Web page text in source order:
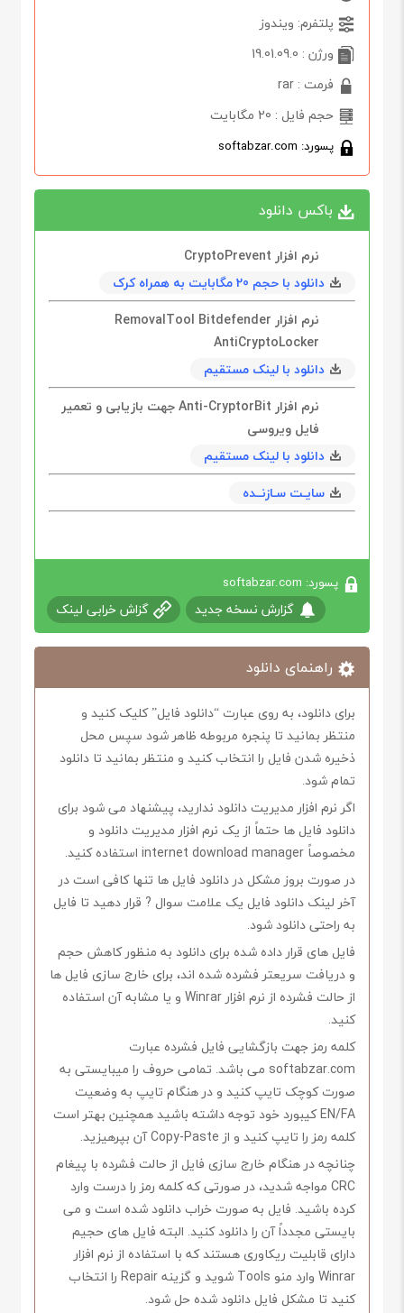
پلتفرم: ویندوز
ورژن : 19.01.09.0
فرمت : rar
حجم فایل : 20 مگابایت
پسورد: softabzar.com
باکس دانلود
نرم افزار CryptoPrevent
دانلود با حجم 20 مگابايت به همراه کرک
نرم افزار RemovalTool Bitdefender
AntiCryptoLocker
دانلود با لینک مستقیم
نرم افزار Anti-CryptorBit جهت بازیابی و تعمیر
فایل ویروسی
دانلود با لینک مستقیم
سایـت سـازنــده
پسورد: softabzar.com
گزارش نسخه جدید گزاش خرابی لینک
راهنمای دانلود
برای دانلود، به روی عبارت “دانلود فایل” کلیک کنید و
منتظر بمانید تا پنجره مربوطه ظاهر شود سپس محل
ذخیره شدن فایل را انتخاب کنید و منتظر بمانید تا دانلود
تمام شود.
اگر نرم افزار مدیریت دانلود ندارید، پیشنهاد می شود برای
دانلود فایل ها حتماً از یک نرم افزار مدیریت دانلود و
مخصوصاً internet download manager استفاده کنید.
در صورت بروز مشکل در دانلود فایل ها تنها کافی است در
آخر لینک دانلود فایل یک علامت سوال ? قرار دهید تا فایل
به راحتی دانلود شود.
فایل های قرار داده شده برای دانلود به منظور کاهش حجم
و دریافت سریعتر فشرده شده اند، برای خارج سازی فایل ها
از حالت فشرده از نرم افزار Winrar و یا مشابه آن استفاده
کنید.
کلمه رمز جهت بازگشایی فایل فشرده عبارت
softabzar.com می باشد. تمامی حروف را میبایستی به
صورت کوچک تایپ کنید و در هنگام تایپ به وضعیت
EN/FA کیبورد خود توجه داشته باشید همچنین بهتر است
کلمه رمز را تایپ کنید و از Copy-Paste آن بپرهیزید.
چنانچه در هنگام خارج سازی فایل از حالت فشرده با پیغام
CRC مواجه شدید، در صورتی که کلمه رمز را درست وارد
کرده باشید. فایل به صورت خراب دانلود شده است و می
بایستی مجدداً آن را دانلود کنید. البته فایل های حجیم
دارای قابلیت ریکاوری هستند که با استفاده از نرم افزار
Winrar وارد منو Tools شوید و گزینه Repair را انتخاب
کنید تا مشکل فایل دانلود شده حل شود.